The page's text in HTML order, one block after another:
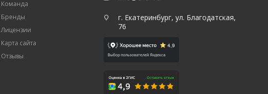
Команда
Бренды
Лицензии
Карта сайта
Отзывы
г. Екатеринбург, ул. Благодатская,
76